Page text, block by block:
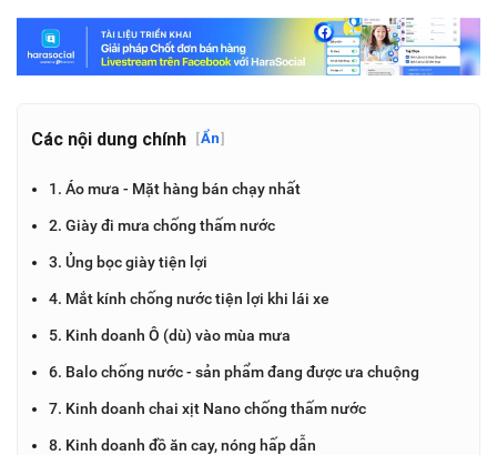
Các nội dung chính [Ẩn]
1. Áo mưa - Mặt hàng bán chạy nhất
2. Giày đi mưa chống thấm nước
3. Ủng bọc giày tiện lợi
4. Mắt kính chống nước tiện lợi khi lái xe
5. Kinh doanh Ô (dù) vào mùa mưa
6. Balo chống nước - sản phẩm đang được ưa chuộng
7. Kinh doanh chai xịt Nano chống thấm nước
8. Kinh doanh đồ ăn cay, nóng hấp dẫn